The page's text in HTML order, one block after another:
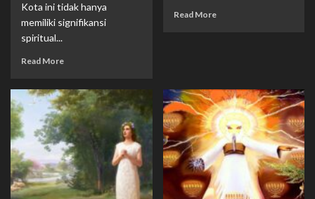
Kota ini tidak hanya
memiliki signifikansi
spiritual...
Read More
Read More